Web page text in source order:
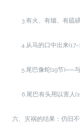
3.有火、有烟、有硫磺
4.从马的口中出来
5.尾巴像蛇(19节)──与
6.尾巴有头用以害人
六、灾祸的结果：仍旧